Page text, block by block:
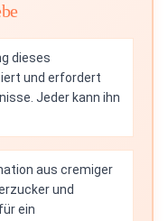
dieses
und erfordert
Jeder kann ihn
aus cremiger
und
ein